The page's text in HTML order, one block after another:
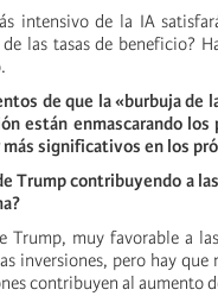
intensivo de la IA
las tasas de beneficio?
de que la «burbuja de
están enmascarando los
significativos en los
Trump contribuyendo a
Trump, muy favorable a
inversiones, pero hay que
contribuyen al aumento